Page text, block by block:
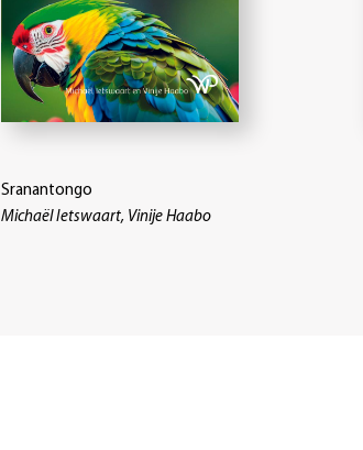
Sranantongo
Michaël Ietswaart, Vinije Haabo